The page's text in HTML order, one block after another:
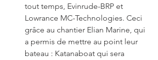
tout temps, Evinrude-BRP et
Lowrance MC-Technologies. Ceci
grâce au chantier Elian Marine, qui
a permis de mettre au point leur
bateau : Katanaboat qui sera